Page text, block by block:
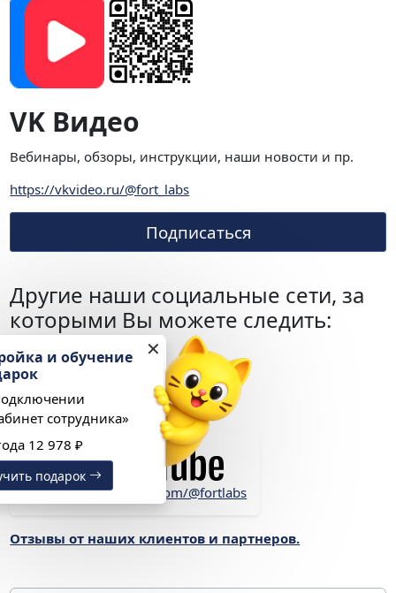
VK Видео
Вебинары, обзоры, инструкции, наши новости и пр.
https://vkvideo.ru/@fort_labs
Подписаться
Другие наши социальные сети, за
которыми Вы можете следить:
https://dzen.ru/fortlabs
https://www.youtube.com/@fortlabs
Отзывы от наших клиентов и партнеров.
✕
Настройка и обучение
в подарок
При подключении
«1С:Кабинет сотрудника»
Выгода 12 978 ₽
Получить подарок